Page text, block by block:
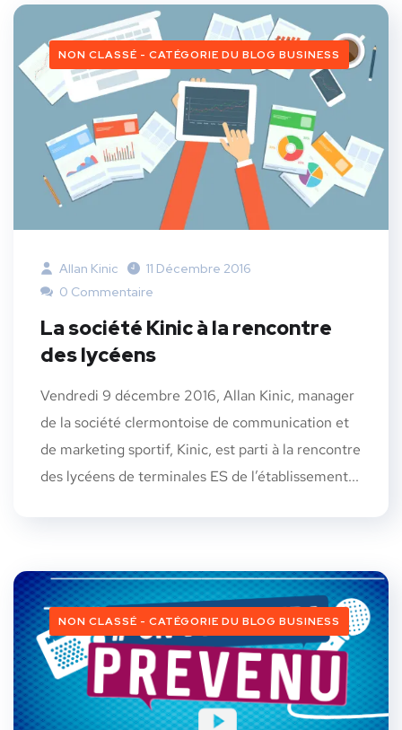
NON CLASSÉ - CATÉGORIE DU BLOG BUSINESS
Allan Kinic
11 Décembre 2016
0 Commentaire
La société Kinic à la rencontre
des lycéens
Vendredi 9 décembre 2016, Allan Kinic, manager
de la société clermontoise de communication et
de marketing sportif, Kinic, est parti à la rencontre
des lycéens de terminales ES de l’établissement...
NON CLASSÉ - CATÉGORIE DU BLOG BUSINESS